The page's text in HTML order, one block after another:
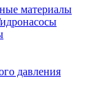
материалы
давления